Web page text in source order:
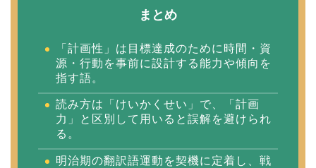
まとめ
「計画性」は目標達成のために時間・資
源・行動を事前に設計する能力や傾向を
指す語。
読み方は「けいかくせい」で、「計画
力」と区別して用いると誤解を避けられ
る。
明治期の翻訳語運動を契機に定着し、戦